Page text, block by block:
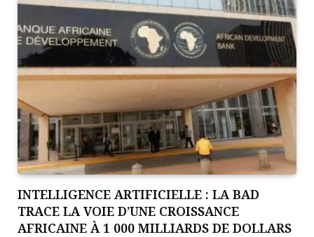
INTELLIGENCE ARTIFICIELLE : LA BAD
TRACE LA VOIE D’UNE CROISSANCE
AFRICAINE À 1 000 MILLIARDS DE DOLLARS